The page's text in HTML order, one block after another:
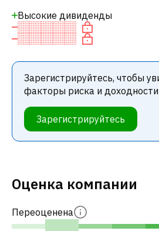
Высокие дивиденды
Зарегистрируйтесь, чтобы
факторы риска и
Зарегистрируйтесь
Оценка компании
Переоценена